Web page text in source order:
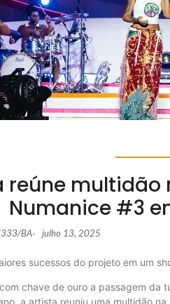
reúne
Numanice #3
BA- julho 13, 2025
sucessos do projeto em um
chave de ouro a passagem da